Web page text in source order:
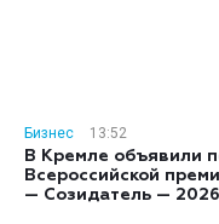
Бизнес
13:52
В Кремле объявили
Всероссийской
— Созидатель —